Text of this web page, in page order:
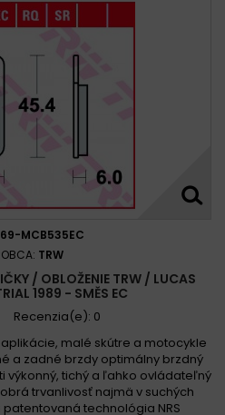
MCB535EC
TRW
/ OBLOŽENIE TRW / LUCAS
1989 - SMĚS EC
Recenzia(e): 0
malé skútre a motocykle
a zadné brzdy optimálny brzdný
výkonný, tichý a ľahko ovládateľný
trvanlivosť najmä v suchých
technológia NRS